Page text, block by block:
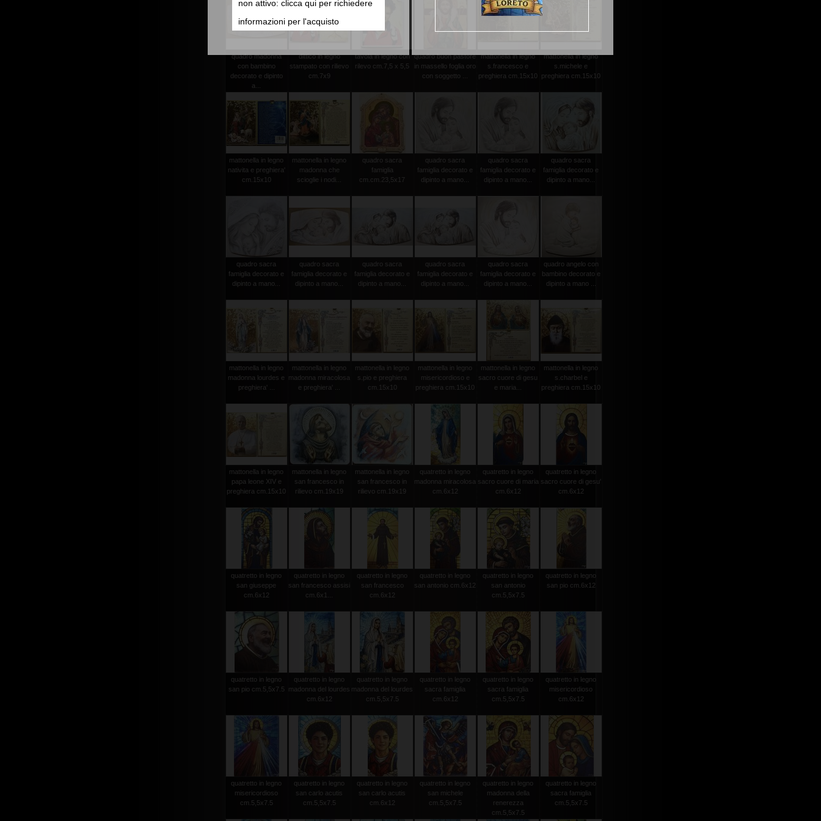
non attivo: clicca qui per richiedere
informazioni per l'acquisto
quadro madonna
con bambino
decorato e dipinto
a...
dittico in legno
stampato con rilievo
cm.7x9
tavola in legno con
rilevo cm.7,5 x 5,5
quadro buon pastore
in massello foglia oro
con soggetto ...
mattonella in legno
s.francesco e
preghiera cm.15x10
mattonella in legno
s.michele e
preghiera cm.15x10
mattonella in legno
nativita e preghiera'
cm.15x10
mattonella in legno
madonna che
scioglie i nodi...
quadro sacra
famiglia
cm.cm.23,5x17
quadro sacra
famiglia decorato e
dipinto a mano...
quadro sacra
famiglia decorato e
dipinto a mano...
quadro sacra
famiglia decorato e
dipinto a mano...
quadro sacra
famiglia decorato e
dipinto a mano...
quadro sacra
famiglia decorato e
dipinto a mano...
quadro sacra
famiglia decorato e
dipinto a mano...
quadro sacra
famiglia decorato e
dipinto a mano...
quadro sacra
famiglia decorato e
dipinto a mano...
quadro angelo con
bambino decorato e
dipinto a mano ...
mattonella in legno
madonna lourdes e
preghiera' ...
mattonella in legno
madonna miracolosa
e preghiera' ...
mattonella in legno
s.pio e preghiera
cm.15x10
mattonella in legno
misericordioso e
preghiera cm.15x10
mattonella in legno
sacro cuore di gesu
e maria...
mattonella in legno
s.charbel e
preghiera cm.15x10
mattonella in legno
papa leone XIV e
preghiera cm.15x10
mattonella in legno
san francesco in
rilievo cm.19x19
mattonella in legno
san francesco in
rilievo cm.19x19
quatretto in legno
madonna miracolosa
cm.6x12
quatretto in legno
sacro cuore di maria
cm.6x12
quatretto in legno
sacro cuore di gesu'
cm.6x12
quatretto in legno
san giuseppe
cm.6x12
quatretto in legno
san francesco assisi
cm.6x1...
quatretto in legno
san francesco
cm.6x12
quatretto in legno
san antonio cm.6x12
quatretto in legno
san antonio
cm.5,5x7.5
quatretto in legno
san pio cm.6x12
quatretto in legno
san pio cm.5,5x7.5
quatretto in legno
madonna del lourdes
cm.6x12
quatretto in legno
madonna del lourdes
cm.5,5x7.5
quatretto in legno
sacra famiglia
cm.6x12
quatretto in legno
sacra famiglia
cm.5,5x7.5
quatretto in legno
misericordioso
cm.6x12
quatretto in legno
misericordioso
cm.5,5x7.5
quatretto in legno
san carlo acutis
cm.5,5x7.5
quatretto in legno
san carlo acutis
cm.6x12
quatretto in legno
san michele
cm.5,5x7.5
quatretto in legno
madonna della
renerezza
cm.5,5x7.5
quatretto in legno
sacra famiglia
cm.5,5x7.5